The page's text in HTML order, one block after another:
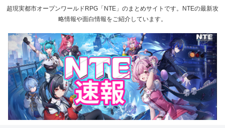
超現実都市オープンワールドRPG「NTE」のまとめサイトです。NTEの最新攻
略情報や面白情報をご紹介しています。